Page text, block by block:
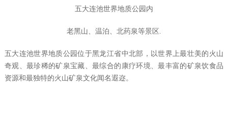
五大连池世界地质公园内
老黑山、温泊、北药泉等景区
五大连池世界地质公园位于黑龙江省中北部，以世界上最壮美的火山
奇观、最珍稀的矿泉宝藏、最综合的康疗环境、最丰富的矿泉饮食品
资源和最独特的火山矿泉文化闻名遐迩。